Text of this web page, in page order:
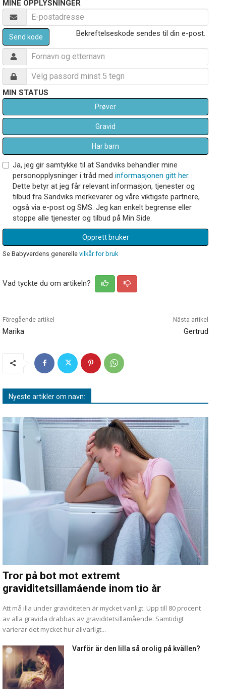
MINE OPPLYSNINGER
Send kode Bekreftelseskode sendes til din e-post.
MIN STATUS
Prøver
Gravid
Har barn
Ja, jeg gir samtykke til at Sandviks behandler mine
personopplysninger i tråd med informasjonen gitt her.
Dette betyr at jeg får relevant informasjon, tjenester og
tilbud fra Sandviks merkevarer og våre viktigste partnere,
også via e-post og SMS. Jeg kan enkelt begrense eller
stoppe alle tjenester og tilbud på Min Side.
Opprett bruker
Se Babyverdens generelle vilkår for bruk
Vad tyckte du om artikeln?
Föregående artikel
Marika
Nästa artikel
Gertrud
Nyeste artikler om navn:
Tror på bot mot extremt
graviditetsillamående inom tio år
Att må illa under graviditeten är mycket vanligt. Upp till 80 procent
av alla gravida drabbas av graviditetsillamående. Samtidigt
varierar det mycket hur allvarligt...
Varför är den lilla så orolig på kvällen?